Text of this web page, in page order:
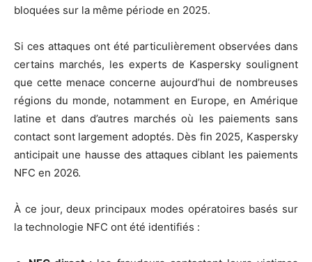
bloquées sur la même période en 2025.
Si ces attaques ont été particulièrement observées dans
certains marchés, les experts de Kaspersky soulignent
que cette menace concerne aujourd’hui de nombreuses
régions du monde, notamment en Europe, en Amérique
latine et dans d’autres marchés où les paiements sans
contact sont largement adoptés. Dès fin 2025, Kaspersky
anticipait une hausse des attaques ciblant les paiements
NFC en 2026.
À ce jour, deux principaux modes opératoires basés sur
la technologie NFC ont été identifiés :